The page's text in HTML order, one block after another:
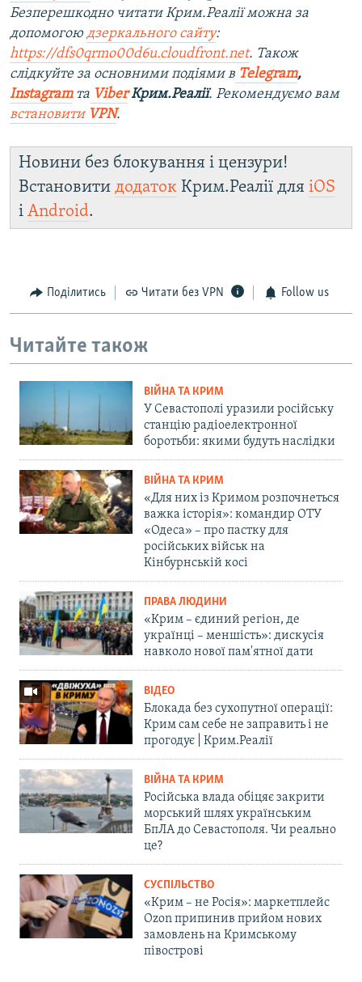
Безперешкодно читати Крим.Реалії можна за
допомогою дзеркального сайту:
https://dfs0qrmo00d6u.cloudfront.net. Також
слідкуйте за основними подіями в Telegram,
Instagramта Viber Крим.Реалії. Рекомендуємо вам
встановити VPN.
Новини без блокування і цензури!
Встановити додаток Крим.Реалії для iOS
і Android.
Поділитись Читати без VPN Follow us
Читайте також
ВІЙНА ТА КРИМ
У Севастополі уразили російську
станцію радіоелектронної
боротьби: якими будуть наслідки
ВІЙНА ТА КРИМ
«Для них із Кримом розпочнеться
важка історія»: командир ОТУ
«Одеса» – про пастку для
російських військ на
Кінбурнській косі
ПРАВА ЛЮДИНИ
«Крим – єдиний регіон, де
українці – меншість»: дискусія
навколо нової пам'ятної дати
ВІДЕО
Блокада без сухопутної операції:
Крим сам себе не заправить і не
прогодує | Крим.Реалії
ВІЙНА ТА КРИМ
Російська влада обіцяє закрити
морський шлях українським
БпЛА до Севастополя. Чи реально
це?
СУСПІЛЬСТВО
«Крим – не Росія»: маркетплейс
Ozon припинив прийом нових
замовлень на Кримському
півострові